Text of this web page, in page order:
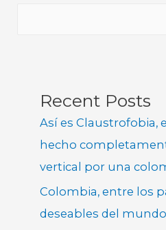
Recent Posts
Así es Claustrofobia,
hecho
vertical por una
Colombia, entre los
deseables del